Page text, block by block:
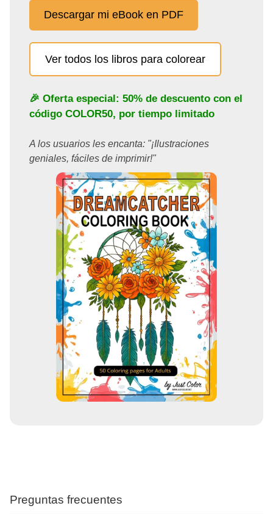
Descargar mi eBook en PDF
Ver todos los libros para colorear
🎉 Oferta especial: 50% de descuento con el
código COLOR50, por tiempo limitado
A los usuarios les encanta: "¡Ilustraciones
geniales, fáciles de imprimir!"
Preguntas frecuentes